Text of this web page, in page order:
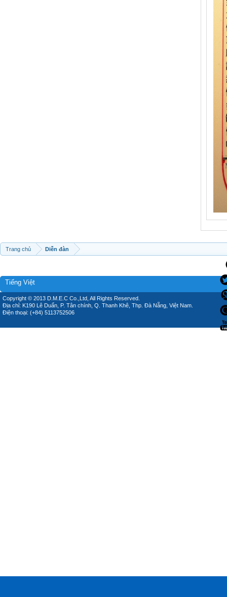
Trang chủ Diễn đàn
Tiếng Việt
Copyright © 2013 D.M.E.C Co.,Ltd, All Rights Reserved.
Địa chỉ: K190 Lê Duẩn, P. Tân chính, Q. Thanh Khê, Thp. Đà Nẵng, Việt Nam.
Điện thoại: (+84) 5113752506